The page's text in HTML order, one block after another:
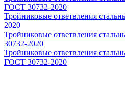
ГОСТ 30732-2020
Тройниковые ответвления
2020
Тройниковые ответвления
30732-2020
Тройниковые ответвления
ГОСТ 30732-2020